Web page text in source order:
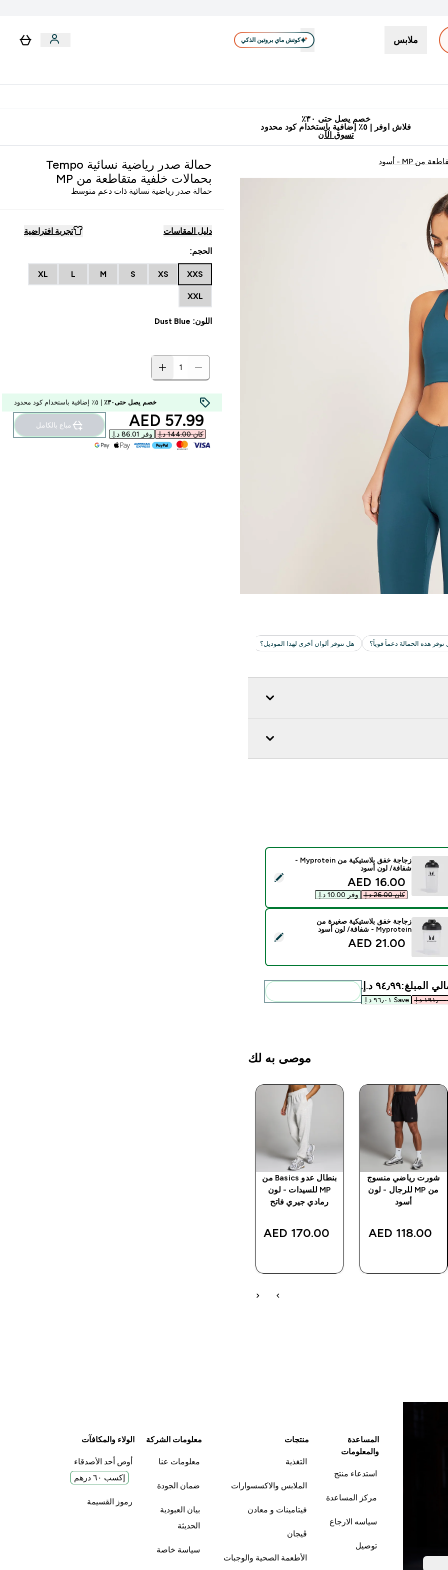
ملابس كوتش ماي بروتين الذكي
خصم يصل حتى ٣٠٪
فلاش اوفر | ٥٪ إضافية باستخدام كود محدود
تسوق الآن
تحديد هذا المنتج - زجاجة خفق بلاستيكية من Myprotein - شفافة/ لون أسود
زجاجة خفق بلاستيكية من Myprotein -
شفافة/ لون أسود
discounted price
16.00 AED‎
كان ‏26.00 د.إ.‏‎ وفر ‏10.00 د.إ.‏‎
تحديد هذا المنتج - زجاجة خفق بلاستيكية صغيرة من Myprotein - شفافة/ لون أسود
زجاجة خفق بلاستيكية صغيرة من
Myprotein - شفافة/ لون أسود
21.00 AED‎
المبلغ:٩٤٫٩٩ د.إ.‏‎
Save ٩٦٫٠١ د.إ.‏‎
موصى به لك
شورت رياضي منسوج
من MP للرجال - لون
أسود
118.00 AED‎
بنطال عدو Basics من
MP للسيدات - لون
رمادي جيري فاتح
170.00 AED‎
حمالة صدر رياضية نسائية Tempo
بحمالات خلفية متقاطعة من MP‏
حمالة صدر رياضية نسائية ذات دعم متوسط
دليل المقاسات تجربة افتراضية
الحجم:
XXS
XS
S
M
L
XL
XXL
اللون: Dust Blue
خصم يصل حتى٣٠٪
discounted price
57.99 AED‎
كان ‏144.00 د.إ.‏‎ وفر ‏86.01 د.إ.‏‎
مباع بالكامل
المساعدة
والمعلومات
استدعاء منتج
مركز المساعدة
سياسه الارجاع
توصيل
منتجات
التغذية
الملابس والاكسسوارات
فيتامينات و معادن
ڤيجان
الأطعمة الصحية والوجبات
معلومات الشركة
معلومات عنا
ضمان الجودة
بيان العبودية
الحديثة
سياسة خاصة
الولاء والمكافآت
أوص أحد الأصدقاء
إكسب ٦٠ درهم
رموز القسيمة